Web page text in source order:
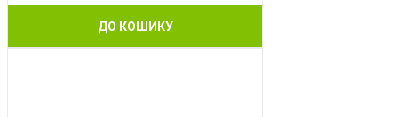
ДО КОШИКУ